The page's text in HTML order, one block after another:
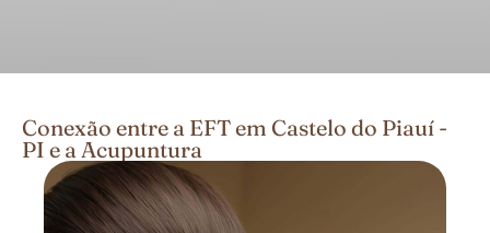
Conexão entre a EFT em Castelo do Piauí -
PI e a Acupuntura